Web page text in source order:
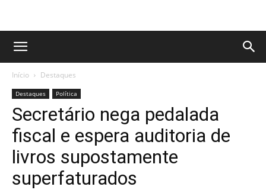
Início Destaques
Destaques Política
Secretário nega pedalada
fiscal e espera auditoria de
livros supostamente
superfaturados